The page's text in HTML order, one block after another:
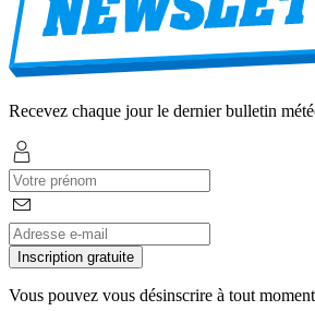
Recevez chaque jour le dernier bulletin
Inscription gratuite
Vous pouvez vous désinscrire à tout